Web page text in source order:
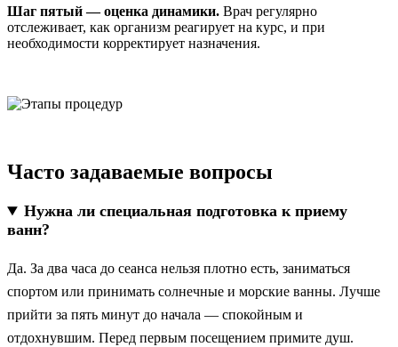
Шаг пятый — оценка динамики. Врач регулярно
отслеживает, как организм реагирует на курс, и при
необходимости корректирует назначения.
Часто задаваемые вопросы
Нужна ли специальная подготовка к приему
ванн?
Да. За два часа до сеанса нельзя плотно есть, заниматься
спортом или принимать солнечные и морские ванны. Лучше
прийти за пять минут до начала — спокойным и
отдохнувшим. Перед первым посещением примите душ.